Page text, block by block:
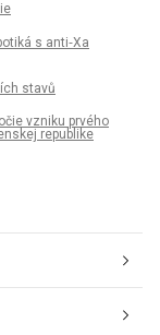
s anti‑Xa
stavů
vzniku prvého
republike